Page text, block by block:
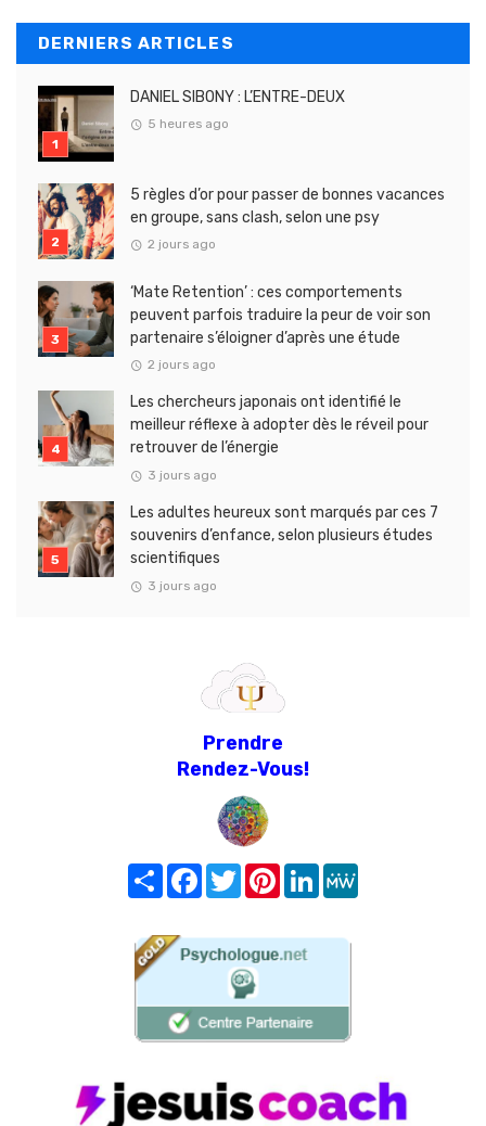
DERNIERS ARTICLES
DANIEL SIBONY : L’ENTRE-DEUX
5 heures ago
5 règles d’or pour passer de bonnes vacances
en groupe, sans clash, selon une psy
2 jours ago
‘Mate Retention’ : ces comportements
peuvent parfois traduire la peur de voir son
partenaire s’éloigner d’après une étude
2 jours ago
Les chercheurs japonais ont identifié le
meilleur réflexe à adopter dès le réveil pour
retrouver de l’énergie
3 jours ago
Les adultes heureux sont marqués par ces 7
souvenirs d’enfance, selon plusieurs études
scientifiques
3 jours ago
Prendre
Rendez-Vous!
Share FacebookTwitterPinterest
LinkedIn